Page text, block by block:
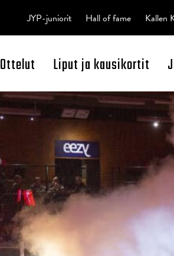
Open Search
Ottelut Liput ja kausikortit
JYP-juniorit Hall of fame Kallen